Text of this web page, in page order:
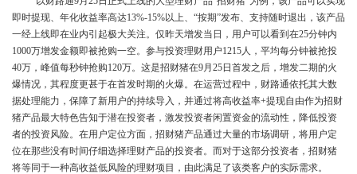
即时提现、年化收益率高达13%-15%以上、“按期”发布、支持随时退出，该产品
一经上线即在业内引起极大关注。仅昨天增发当日，用户可以看到在25分钟内
1000万增发金额即被抢购一空。参与投资理财用户1215人，平均每分钟被抢投
40万，峰值每秒钟抢购120万。这是招财猪在9月25日首发之后，增发二期的火
爆情况，其程度更甚于在首发时期的火爆。在运营过程中，财路通依托其大数
据处理能力，保障了新用户的持续导入，并通过将高收益率+提现自由作为招财
猪产品最大特色告知于潜在投资者，激发投资者闲置资金的流动性，降低投资
者的投资风险。在用户定位方面，招财猪产品通过大量的市场调研，将用户定
位在那些没有时间仔细选择理财产品的投资者。而对于这部分投资者，招财猪
将等同于一种高收益低风险的理财项目，由此满足了该类客户的实际需求。